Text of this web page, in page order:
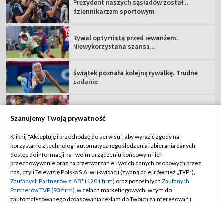
"Lewy" tym razem bez gola. Dobry początek
Trener GKS zachowuje optymizm. "Nie
TVP
Abonament TVP
Sklep TVP
Biuro Reklamy
Regulamin TVP
Polityka prywatności
Moje zgody
Szanujemy Twoją prywatność
Kliknij "Akceptuję i przechodzę do serwisu", aby wyrazić zgody na
korzystanie z technologii automatycznego śledzenia i zbierania danych,
dostęp do informacji na Twoim urządzeniu końcowym i ich
przechowywanie oraz na przetwarzanie Twoich danych osobowych przez
nas, czyli Telewizję Polską S.A. w likwidacji (zwaną dalej również „TVP”),
Zaufanych Partnerów z IAB* (1201 firm) oraz pozostałych Zaufanych
Partnerów TVP (93 firm), w celach marketingowych (w tym do
zautomatyzowanego dopasowania reklam do Twoich zainteresowań i